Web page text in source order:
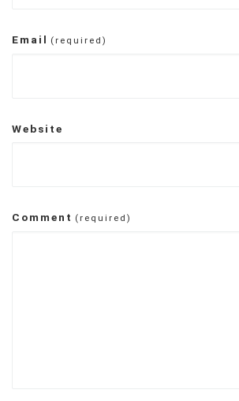
Email (required)
Website
Comment (required)